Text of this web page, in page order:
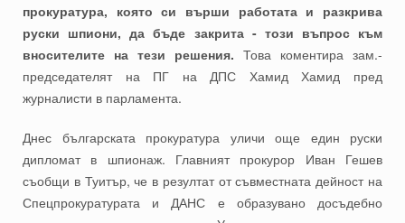
прокуратура, която си върши работата и разкрива
руски шпиони, да бъде закрита - този въпрос към
вносителите на тези решения. Това коментира зам.-
председателят на ПГ на ДПС Хамид Хамид пред
журналисти в парламента.
Днес българската прокуратура уличи още един руски
дипломат в шпионаж. Главният прокурор Иван Гешев
съобщи в Туитър, че в резултат от съвместната дейност на
Спецпрокуратурата и ДАНС е образувано досъдебно